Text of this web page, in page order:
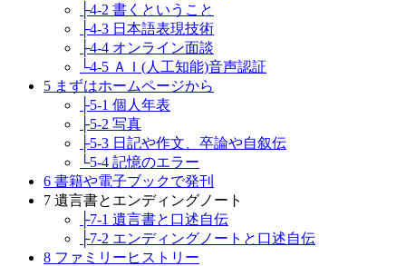
├4-2 書くということ
├4-3 日本語表現技術
├4-4 オンライン面談
└4-5 ＡＩ(人工知能)音声認証
5 まずはホームページから
├5-1 個人年表
├5-2 写真
├5-3 日記や作文、卒論や自叙伝
└5-4 記憶のエラー
6 書籍や電子ブックで発刊
7 遺言書とエンディングノート
├7-1 遺言書と口述自伝
├7-2 エンディングノートと口述自伝
8 ファミリーヒストリー